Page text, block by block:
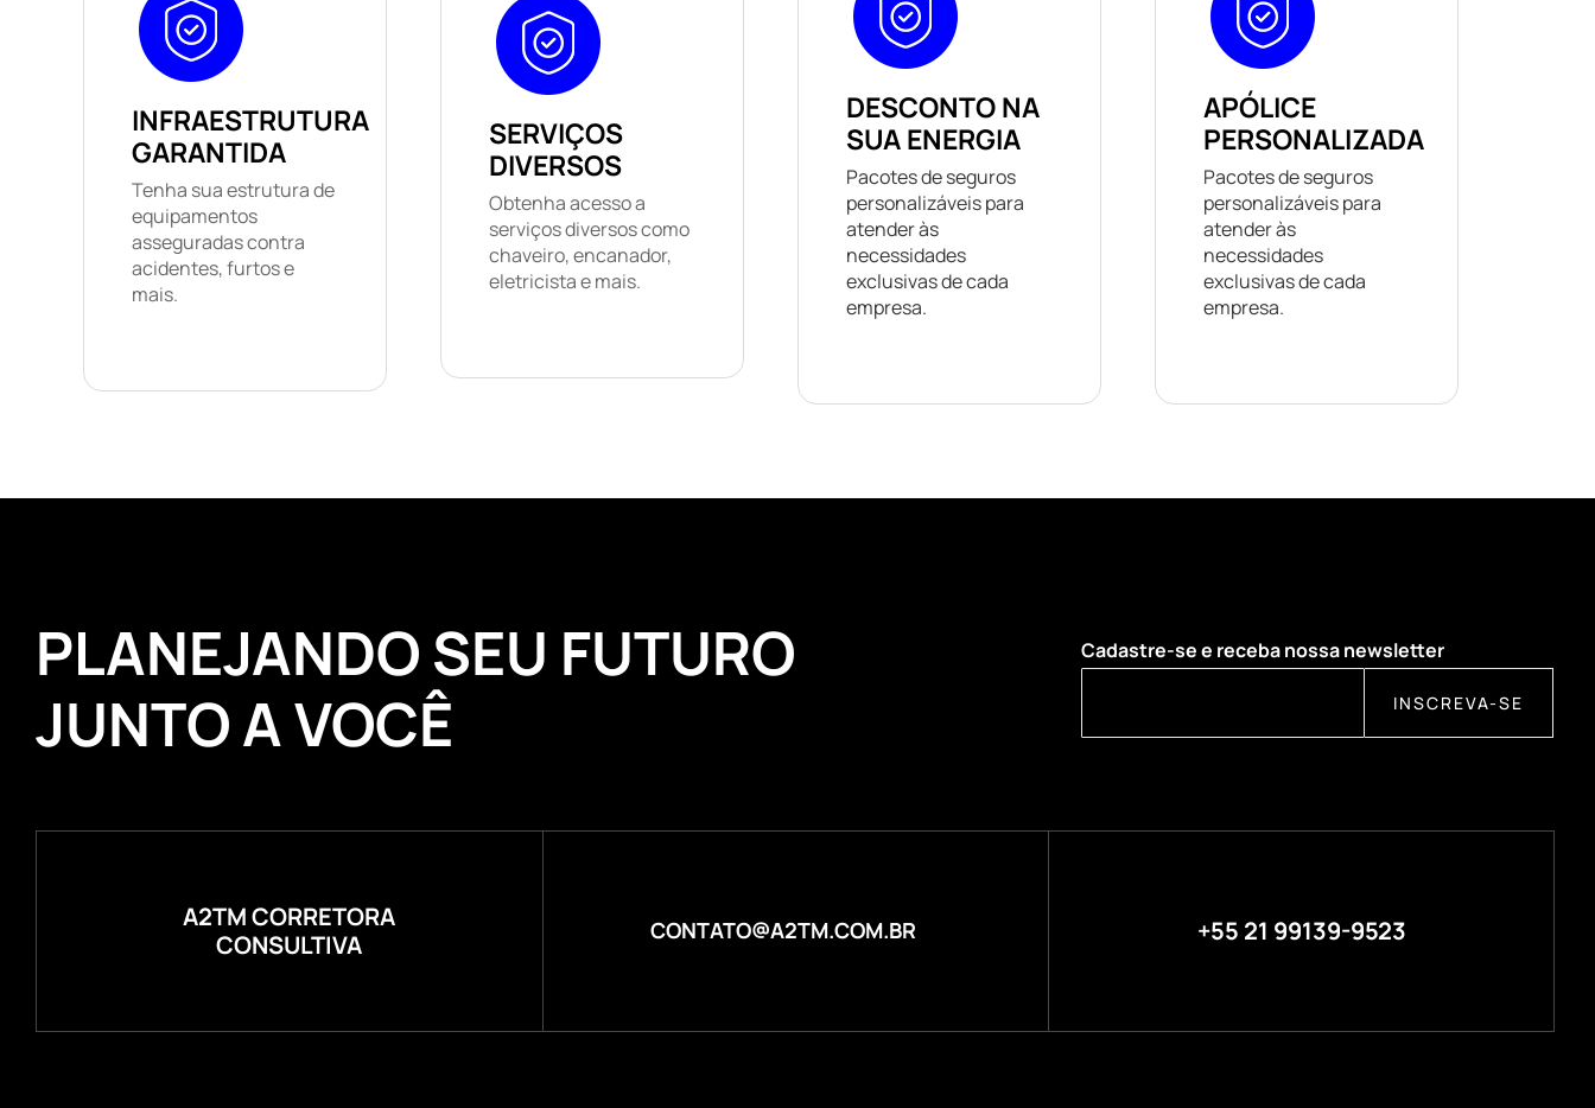
INFRAESTRUTURA
GARANTIDA
Tenha sua estrutura de
equipamentos
asseguradas contra
acidentes, furtos e
mais.
SERVIÇOS
DIVERSOS
Obtenha acesso a
serviços diversos como
chaveiro, encanador,
eletricista e mais.
DESCONTO NA
SUA ENERGIA
Pacotes de seguros
personalizáveis ​​para
atender às
necessidades
exclusivas de cada
empresa.
APÓLICE
PERSONALIZADA
Pacotes de seguros
personalizáveis ​​para
atender às
necessidades
exclusivas de cada
empresa.
PLANEJANDO SEU FUTURO
JUNTO A VOCÊ
Cadastre-se e receba nossa newsletter
INSCREVA-SE
A2TM CORRETORA
CONSULTIVA
CONTATO@A2TM.COM.BR +55 21 99139-9523